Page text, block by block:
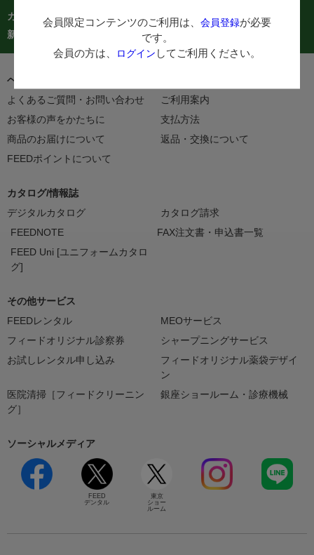
会員限定コンテンツのご利用は、 会員登録が必要
です。
会員の方は、
ログイン してご利用ください。
カテゴリーから探す
商品コードからご注文
在庫処分市
新着商品
カタログ
ヘルプ＆ガイド
よくあるご質問・お問い合わせ
ご利用案内
お客様の声をかたちに
支払方法
商品のお届けについて
返品・交換について
FEEDポイントについて
カタログ/情報誌
デジタルカタログ
カタログ請求
FEEDNOTE
FAX注文書・申込書一覧
FEED Uni [ユニフォームカタロ
グ]
その他サービス
FEEDレンタル
MEOサービス
フィードオリジナル診察券
シャープニングサービス
お試しレンタル申し込み
フィードオリジナル薬袋デザイ
ン
医院清掃［フィードクリーニン
グ］
銀座ショールーム・診療機械
ソーシャルメディア
FEED
デンタル
東京
ショー
ルーム